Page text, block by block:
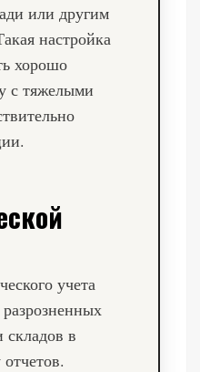
или другим
настройка
хорошо
с тяжелыми
учета
складов в